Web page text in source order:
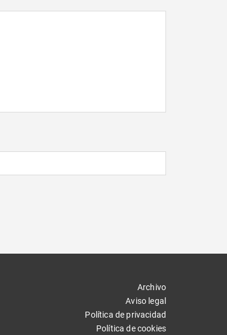
Archivo
Aviso legal
Política de privacidad
Política de cookies